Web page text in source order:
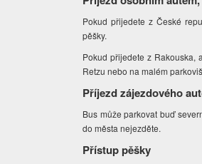
Pokud přijedete z České
pěšky.
Pokud přijedete z Rakouska,
Retzu nebo na malém
Příjezd zájezdového
Bus může parkovat buď
do města nejezděte.
Přístup pěšky